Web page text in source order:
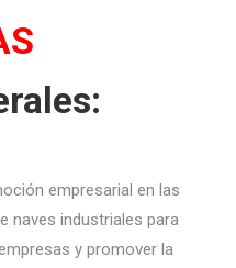
empresarial en las
naves industriales para
y promover la